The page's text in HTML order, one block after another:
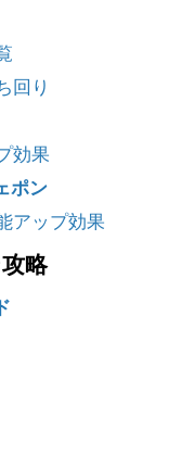
回り
効果
ポン
アップ効果
略